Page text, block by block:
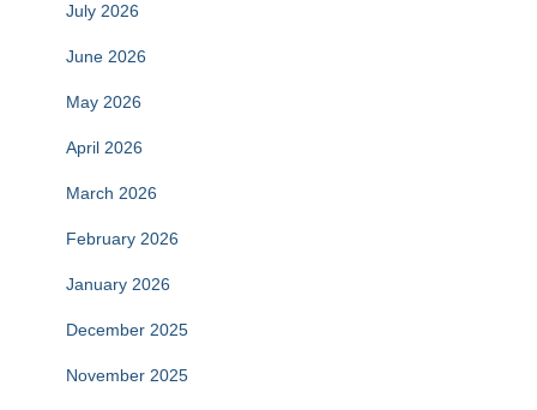
July 2026
June 2026
May 2026
April 2026
March 2026
February 2026
January 2026
December 2025
November 2025